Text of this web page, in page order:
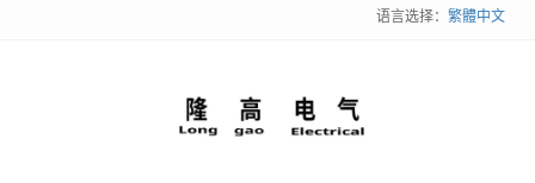
语言选择： 繁體中文